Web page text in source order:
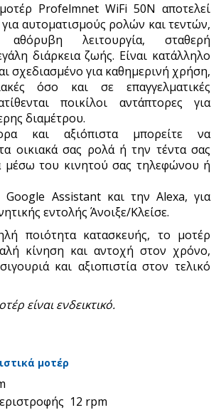
Profelmnet WiFi 50Ν αποτελεί
αυτοματισμούς ρολών και τεντών,
αθόρυβη λειτουργία, σταθερή
διάρκεια ζωής. Είναι κατάλληλο
σχεδιασμένο για καθημερινή χρήση,
όσο και σε επαγγελματικές
ποικίλοι αντάπτορες για
διαμέτρου.
και αξιόπιστα μπορείτε να
τα οικιακά σας ρολά ή την τέντα σας
μέσω του κινητού σας τηλεφώνου ή
Assistant και την Alexa, για
εντολής Άνοιξε/Κλείσε.
ποιότητα κατασκευής, το μοτέρ
κίνηση και αντοχή στον χρόνο,
και αξιοπιστία στον τελικό
είναι ενδεικτικό.
μοτέρ
12 rpm